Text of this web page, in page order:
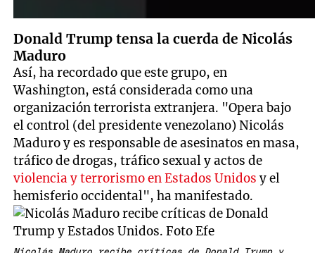
Donald Trump tensa la cuerda de Nicolás
Maduro
Así, ha recordado que este grupo, en
Washington, está considerada como una
organización terrorista extranjera. "Opera bajo
el control (del presidente venezolano) Nicolás
Maduro y es responsable de asesinatos en masa,
tráfico de drogas, tráfico sexual y actos de
violencia y terrorismo en Estados Unidos y el
hemisferio occidental", ha manifestado.